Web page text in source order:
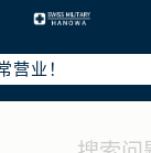
区建国门外大街
区东长安街1号
营业！